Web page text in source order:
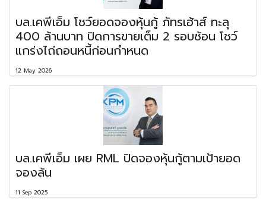
บล.เคพีเอ็ม โชว์ยอดจองหุ้นกู้ ภัทรเฮ้าส์ ทะลุ
400 ล้านบาท ปิดการขายเต็ม 2 รอบซ้อน โชว์
แกร่งไถ่ถอนหนี้ก่อนกำหนด
12 May 2026
บล.เคพีเอ็ม เผย RML ปิดจองหุ้นกู้ตามเป้ายอด
จองล้น
11 Sep 2025